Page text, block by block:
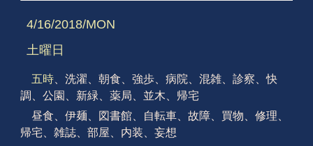
4/16/2018/MON
土曜日
五時、洗濯、朝食、強歩、病院、混雑、診察、快
調、公園、新緑、薬局、並木、帰宅
昼食、伊麺、図書館、自転車、故障、買物、修理、
帰宅、雑誌、部屋、内装、妄想